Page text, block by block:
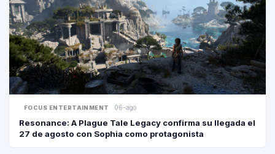
FOCUS ENTERTAINMENT 06-ago
Resonance: A Plague Tale Legacy confirma su llegada el
27 de agosto con Sophia como protagonista